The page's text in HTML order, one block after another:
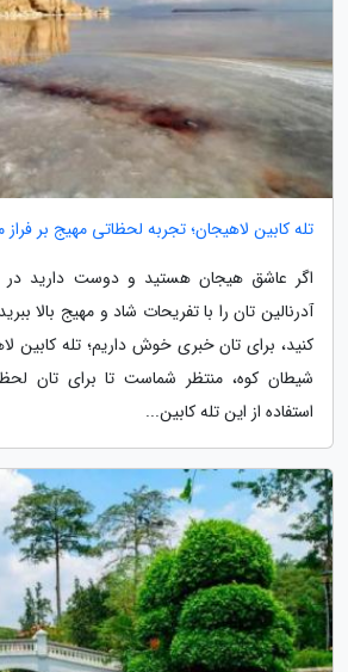
تله کابین لاهیجان؛ تجربه لحظاتی مهیج بر
اگر عاشق هیجان هستید و دوست دارید در
آدرنالین تان را با تفریحات شاد و مهیج بالا
کنید، برای تان خبری خوش داریم؛ تله کابین
شیطان کوه، منتظر شماست تا برای تان
استفاده از این تله کابین...